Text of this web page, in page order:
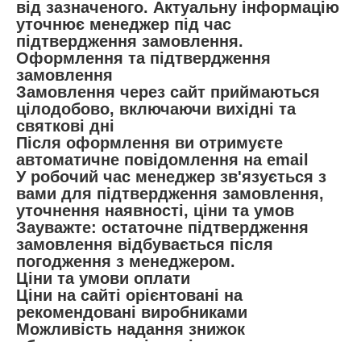
від зазначеного. Актуальну інформацію
уточнює менеджер під час
підтвердження замовлення.
Оформлення та підтвердження
замовлення
Замовлення через сайт приймаються
цілодобово, включаючи вихідні та
святкові дні
Після оформлення ви отримуєте
автоматичне повідомлення на email
У робочий час менеджер зв'язується з
вами для підтвердження замовлення,
уточнення наявності, ціни та умов
Зауважте: остаточне підтвердження
замовлення відбувається після
погодження з менеджером.
Ціни та умови оплати
Ціни на сайті орієнтовані на
рекомендовані виробниками
Можливість надання знижок